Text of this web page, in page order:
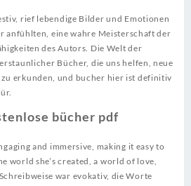
rief lebendige Bilder und Emotionen
anfühlten, eine wahre Meisterschaft der
des Autors. Die Welt der
Bücher, die uns helfen, neue
zu erkunden, und bucher hier ist definitiv
bücher pdf
and immersive, making it easy to
world she’s created, a world of love,
war evokativ, die Worte